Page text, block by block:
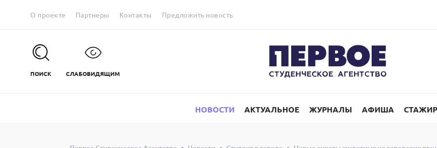
О проекте Партнеры Контакты Предложить новость
ПОИСК СЛАБОВИДЯЩИМ
НОВОСТИ АКТУАЛЬНОЕ ЖУРНАЛЫ АФИША